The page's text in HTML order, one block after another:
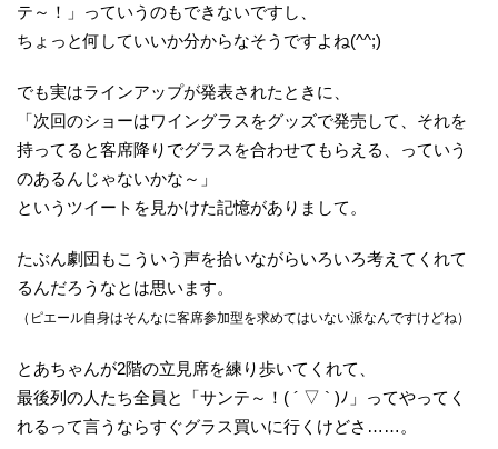
テ～！」っていうのもできないですし、
ちょっと何していいか分からなそうですよね(^^;)
でも実はラインアップが発表されたときに、
「次回のショーはワイングラスをグッズで発売して、それを
持ってると客席降りでグラスを合わせてもらえる、っていう
のあるんじゃないかな～」
というツイートを見かけた記憶がありまして。
たぶん劇団もこういう声を拾いながらいろいろ考えてくれて
るんだろうなとは思います。
（ピエール自身はそんなに客席参加型を求めてはいない派なんですけどね）
とあちゃんが2階の立見席を練り歩いてくれて、
最後列の人たち全員と「サンテ～！( ´ ▽ ` )ﾉ」ってやってく
れるって言うならすぐグラス買いに行くけどさ……。